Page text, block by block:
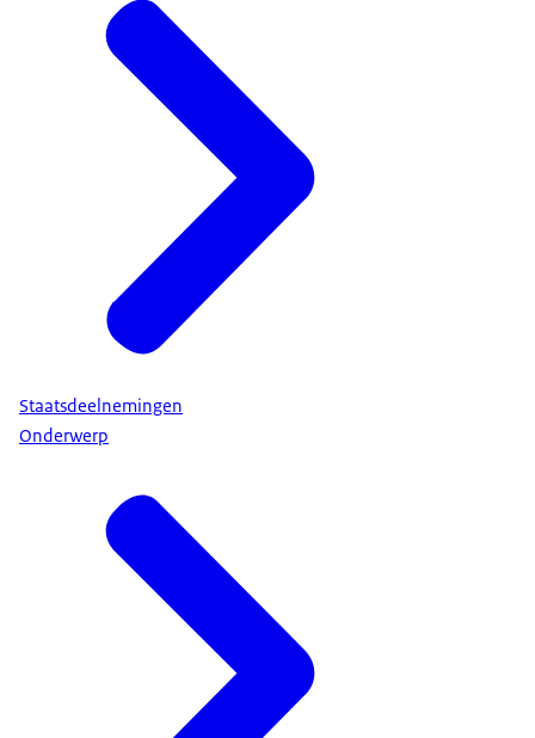
Staatsdeelnemingen
Onderwerp